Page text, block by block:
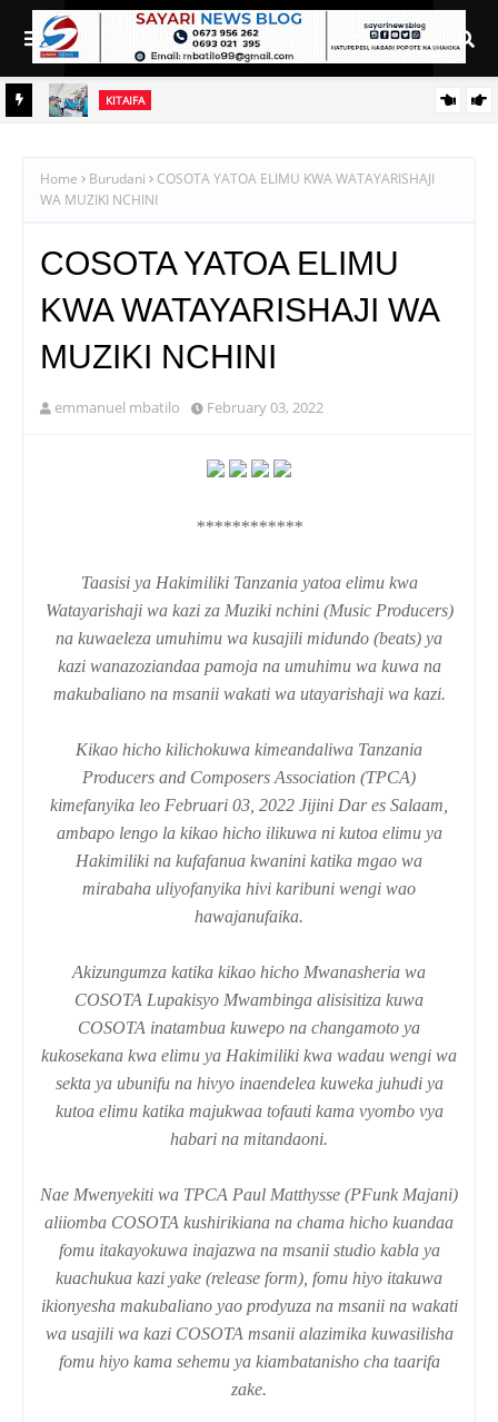
KITAIFA
Home Burudani
COSOTA YATOA ELIMU KWA WATAYARISHAJI
WA MUZIKI NCHINI
COSOTA YATOA ELIMU
KWA WATAYARISHAJI WA
MUZIKI NCHINI
emmanuel mbatilo February 03, 2022
************
Taasisi ya Hakimiliki Tanzania yatoa elimu kwa
Watayarishaji wa kazi za Muziki nchini (Music Producers)
na kuwaeleza umuhimu wa kusajili midundo (beats) ya
kazi wanazoziandaa pamoja na umuhimu wa kuwa na
makubaliano na msanii wakati wa utayarishaji wa kazi.
Kikao hicho kilichokuwa kimeandaliwa Tanzania
Producers and Composers Association (TPCA)
kimefanyika leo Februari 03, 2022 Jijini Dar es Salaam,
ambapo lengo la kikao hicho ilikuwa ni kutoa elimu ya
Hakimiliki na kufafanua kwanini katika mgao wa
mirabaha uliyofanyika hivi karibuni wengi wao
hawajanufaika.
Akizungumza katika kikao hicho Mwanasheria wa
COSOTA Lupakisyo Mwambinga alisisitiza kuwa
COSOTA inatambua kuwepo na changamoto ya
kukosekana kwa elimu ya Hakimiliki kwa wadau wengi wa
sekta ya ubunifu na hivyo inaendelea kuweka juhudi ya
kutoa elimu katika majukwaa tofauti kama vyombo vya
habari na mitandaoni.
Nae Mwenyekiti wa TPCA Paul Matthysse (PFunk Majani)
aliiomba COSOTA kushirikiana na chama hicho kuandaa
fomu itakayokuwa inajazwa na msanii studio kabla ya
kuachukua kazi yake (release form), fomu hiyo itakuwa
ikionyesha makubaliano yao prodyuza na msanii na wakati
wa usajili wa kazi COSOTA msanii alazimika kuwasilisha
fomu hiyo kama sehemu ya kiambatanisho cha taarifa
zake.